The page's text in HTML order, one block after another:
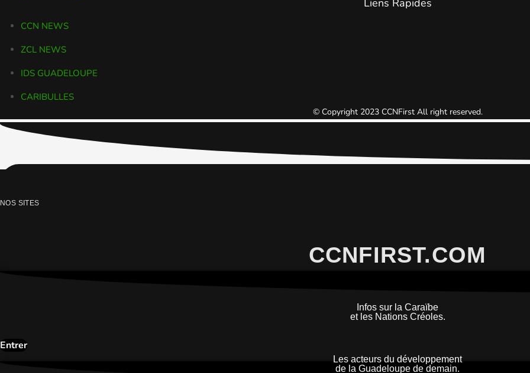
CCN NEWS
ZCL NEWS
IDS GUADELOUPE
CARIBULLES
© Copyright 2023 CCNFirst All right reserved.
NOS SITES
CCNFIRST.COM
Infos sur la Caraïbe
et les Nations Créoles.
Entrer
Les acteurs du développement
de la Guadeloupe de demain.